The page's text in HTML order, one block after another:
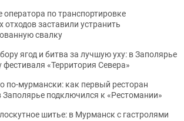
оператора по транспортировке
заставили устранить
свалку
ягод и битва за лучшую уху: в Заполярье
«Территория Севера»
по-мурмански: как первый ресторан
Заполярье подключился к «Рестомании»
шитье: в Мурманск с гастролями